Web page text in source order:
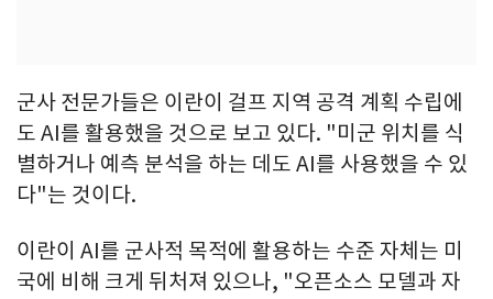
군사 전문가들은 이란이 걸프 지역 공격 계획 수립에
도 AI를 활용했을 것으로 보고 있다. "미군 위치를 식
별하거나 예측 분석을 하는 데도 AI를 사용했을 수 있
다"는 것이다.
이란이 AI를 군사적 목적에 활용하는 수준 자체는 미
국에 비해 크게 뒤처져 있으나, "오픈소스 모델과 자